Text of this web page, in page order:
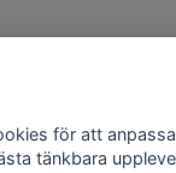
för att
tänkbara